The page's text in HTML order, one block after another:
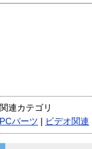
関連カテゴリ
PCパーツ
ビデオ関連